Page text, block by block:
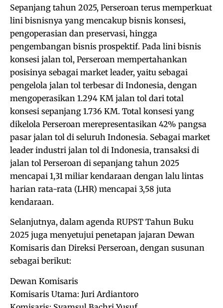
Sepanjang tahun 2025, Perseroan terus memperkuat
lini bisnisnya yang mencakup bisnis konsesi,
pengoperasian dan preservasi, hingga
pengembangan bisnis prospektif. Pada lini bisnis
konsesi jalan tol, Perseroan mempertahankan
posisinya sebagai market leader, yaitu sebagai
pengelola jalan tol terbesar di Indonesia, dengan
mengoperasikan 1.294 KM jalan tol dari total
konsesi sepanjang 1.736 KM. Total konsesi yang
dikelola Perseroan merepresentasikan 42% pangsa
pasar jalan tol di seluruh Indonesia. Sebagai market
leader industri jalan tol di Indonesia, transaksi di
jalan tol Perseroan di sepanjang tahun 2025
mencapai 1,31 miliar kendaraan dengan lalu lintas
harian rata-rata (LHR) mencapai 3,58 juta
kendaraan.
Selanjutnya, dalam agenda RUPST Tahun Buku
2025 juga menyetujui penetapan jajaran Dewan
Komisaris dan Direksi Perseroan, dengan susunan
sebagai berikut:
Dewan Komisaris
Komisaris Utama: Juri Ardiantoro